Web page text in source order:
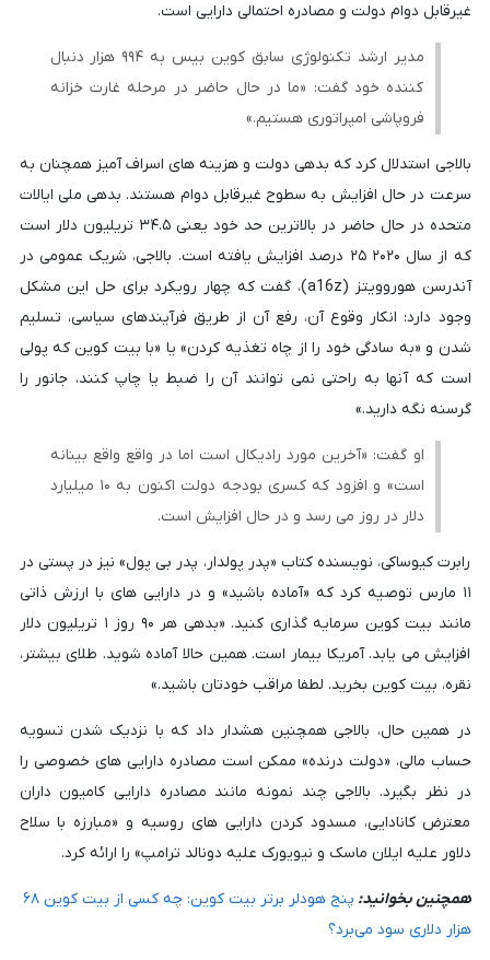
غیرقابل دوام دولت و مصادره احتمالی دارایی است.
مدیر ارشد تکنولوژی سابق کوین بیس به ۹۹۴ هزار دنبال
کننده خود گفت: «ما در حال حاضر در مرحله غارت خزانه
فروپاشی امپراتوری هستیم.»
بالاجی استدلال کرد که بدهی دولت و هزینه های اسراف آمیز همچنان به
سرعت در حال افزایش به سطوح غیرقابل دوام هستند. بدهی ملی ایالات
متحده در حال حاضر در بالاترین حد خود یعنی ۳۴.۵ تریلیون دلار است
که از سال ۲۰۲۰ ۲۵ درصد افزایش یافته است. بالاجی، شریک عمومی در
آندرسن هوروویتز (a16z)، گفت که چهار رویکرد برای حل این مشکل
وجود دارد: انکار وقوع آن، رفع آن از طریق فرآیندهای سیاسی، تسلیم
شدن و «به سادگی خود را از چاه تغذیه کردن» یا «با بیت کوین که پولی
است که آنها به راحتی نمی توانند آن را ضبط یا چاپ کنند، جانور را
گرسنه نگه دارید.»
او گفت: «آخرین مورد رادیکال است اما در واقع واقع بینانه
است» و افزود که کسری بودجه دولت اکنون به ۱۰ میلیارد
دلار در روز می رسد و در حال افزایش است.
رابرت کیوساکی، نویسنده کتاب «پدر پولدار، پدر بی پول» نیز در پستی در
۱۱ مارس توصیه کرد که «آماده باشید» و در دارایی های با ارزش ذاتی
مانند بیت کوین سرمایه گذاری کنید. «بدهی هر ۹۰ روز ۱ تریلیون دلار
افزایش می یابد. آمریکا بیمار است. همین حالا آماده شوید. طلای بیشتر،
نقره، بیت کوین بخرید. لطفا مراقب خودتان باشید.»
در همین حال، بالاجی همچنین هشدار داد که با نزدیک شدن تسویه
حساب مالی، «دولت درنده» ممکن است مصادره دارایی های خصوصی را
در نظر بگیرد. بالاجی چند نمونه مانند مصادره دارایی کامیون داران
معترض کانادایی، مسدود کردن دارایی های روسیه و «مبارزه با سلاح
دلاور علیه ایلان ماسک و نیویورک علیه دونالد ترامپ» را ارائه کرد.
همچنین بخوانید:
پنج هودلر برتر بیت کوین: چه کسی از بیت کوین ۶۸
هزار دلاری سود می‌برد؟